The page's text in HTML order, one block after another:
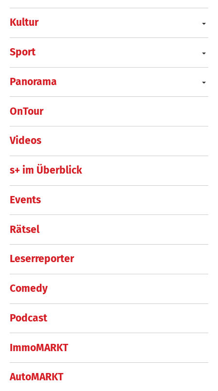
Kultur
Sport
Panorama
OnTour
Videos
s+ im Überblick
Events
Rätsel
Leserreporter
Comedy
Podcast
ImmoMARKT
AutoMARKT